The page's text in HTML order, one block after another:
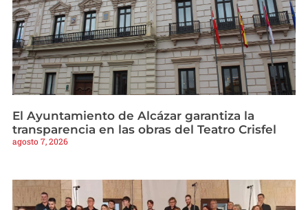
El Ayuntamiento de Alcázar garantiza la
transparencia en las obras del Teatro Crisfel
agosto 7, 2026